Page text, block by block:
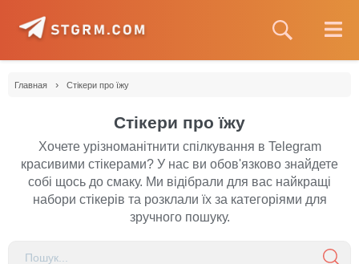
Главная › Стікери про їжу
Стікери про їжу
Хочете урізноманітнити спілкування в Telegram
красивими стікерами? У нас ви обов'язково знайдете
собі щось до смаку. Ми відібрали для вас найкращі
набори стікерів та розклали їх за категоріями для
зручного пошуку.